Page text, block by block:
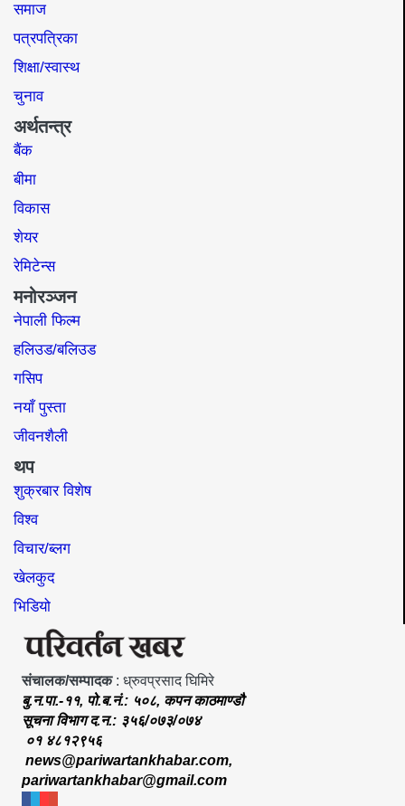
समाज​
पत्रपत्रिका
शिक्षा/स्वास्थ
चुनाव
अर्थतन्त्र
बैंक
बीमा
विकास
शेयर
रेमिटेन्स
मनोरञ्जन
नेपाली फिल्म
हलिउड/बलिउड
गसिप
नयाँ पुस्ता
जीवनशैली
थप
शुक्रबार विशेष
विश्व
विचार/ब्लग
खेलकुद
भिडियो
संचालक/सम्पादक: ध्रुवप्रसाद घिमिरे
बु.न.पा.-११, पो.ब.नं.: ५०८, कपन काठमाण्डौ
सूचना विभाग द.न.: ३५६/०७३/०७४
०१ ४८१२९५६
news@pariwartankhabar.com,
pariwartankhabar@gmail.com